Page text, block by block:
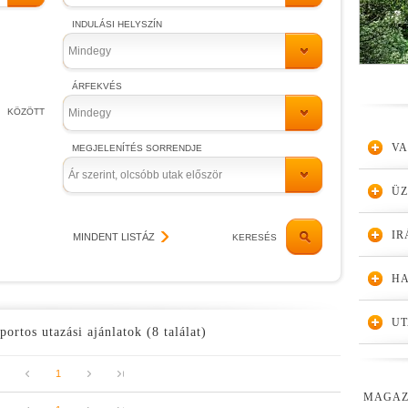
KÖZÖTT
INDULÁSI HELYSZÍN
Mindegy
ÁRFEKVÉS
Mindegy
MEGJELENÍTÉS SORRENDJE
Ár szerint, olcsóbb utak először
KERESÉS
MINDENT LISTÁZ
utazási ajánlatok (8 találat)
1